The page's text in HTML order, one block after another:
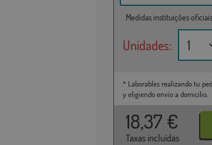
Medidas instituições
Unidades:
* Laborables realizando tu
y eligiendo envío a domicilio.
18,37 €
Taxas incluídas